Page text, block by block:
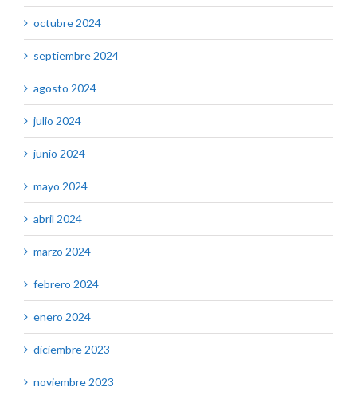
octubre 2024
septiembre 2024
agosto 2024
julio 2024
junio 2024
mayo 2024
abril 2024
marzo 2024
febrero 2024
enero 2024
diciembre 2023
noviembre 2023